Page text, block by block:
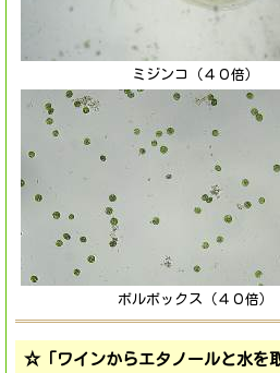
ミジンコ（４０倍）
ボルボックス（４０倍）
☆「ワインからエタノールと水を